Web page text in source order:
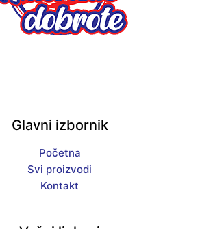
Glavni izbornik
Početna
Svi proizvodi
Kontakt